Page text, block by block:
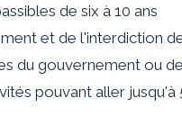
de six à 10 ans
et de l'interdiction
du gouvernement ou
pouvant aller jusqu'à